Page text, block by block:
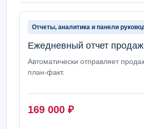
Отчеты, аналитика и панели
Ежедневный отчет
Автоматически отправляет
план-факт.
169 000 ₽